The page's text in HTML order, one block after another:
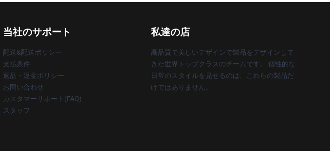
当社のサポート
配送&配送ポリシー
支払条件
返品・返金ポリシー
お問い合わせ
カスタマーサポート(FAQ)
スタッフ
私達の店
高品質で美しいデザインで製品をデザインして
きた世界トップクラスのチームです。 個性的な
日常のスタイルを見せるのは、これらの製品だ
けではありません。